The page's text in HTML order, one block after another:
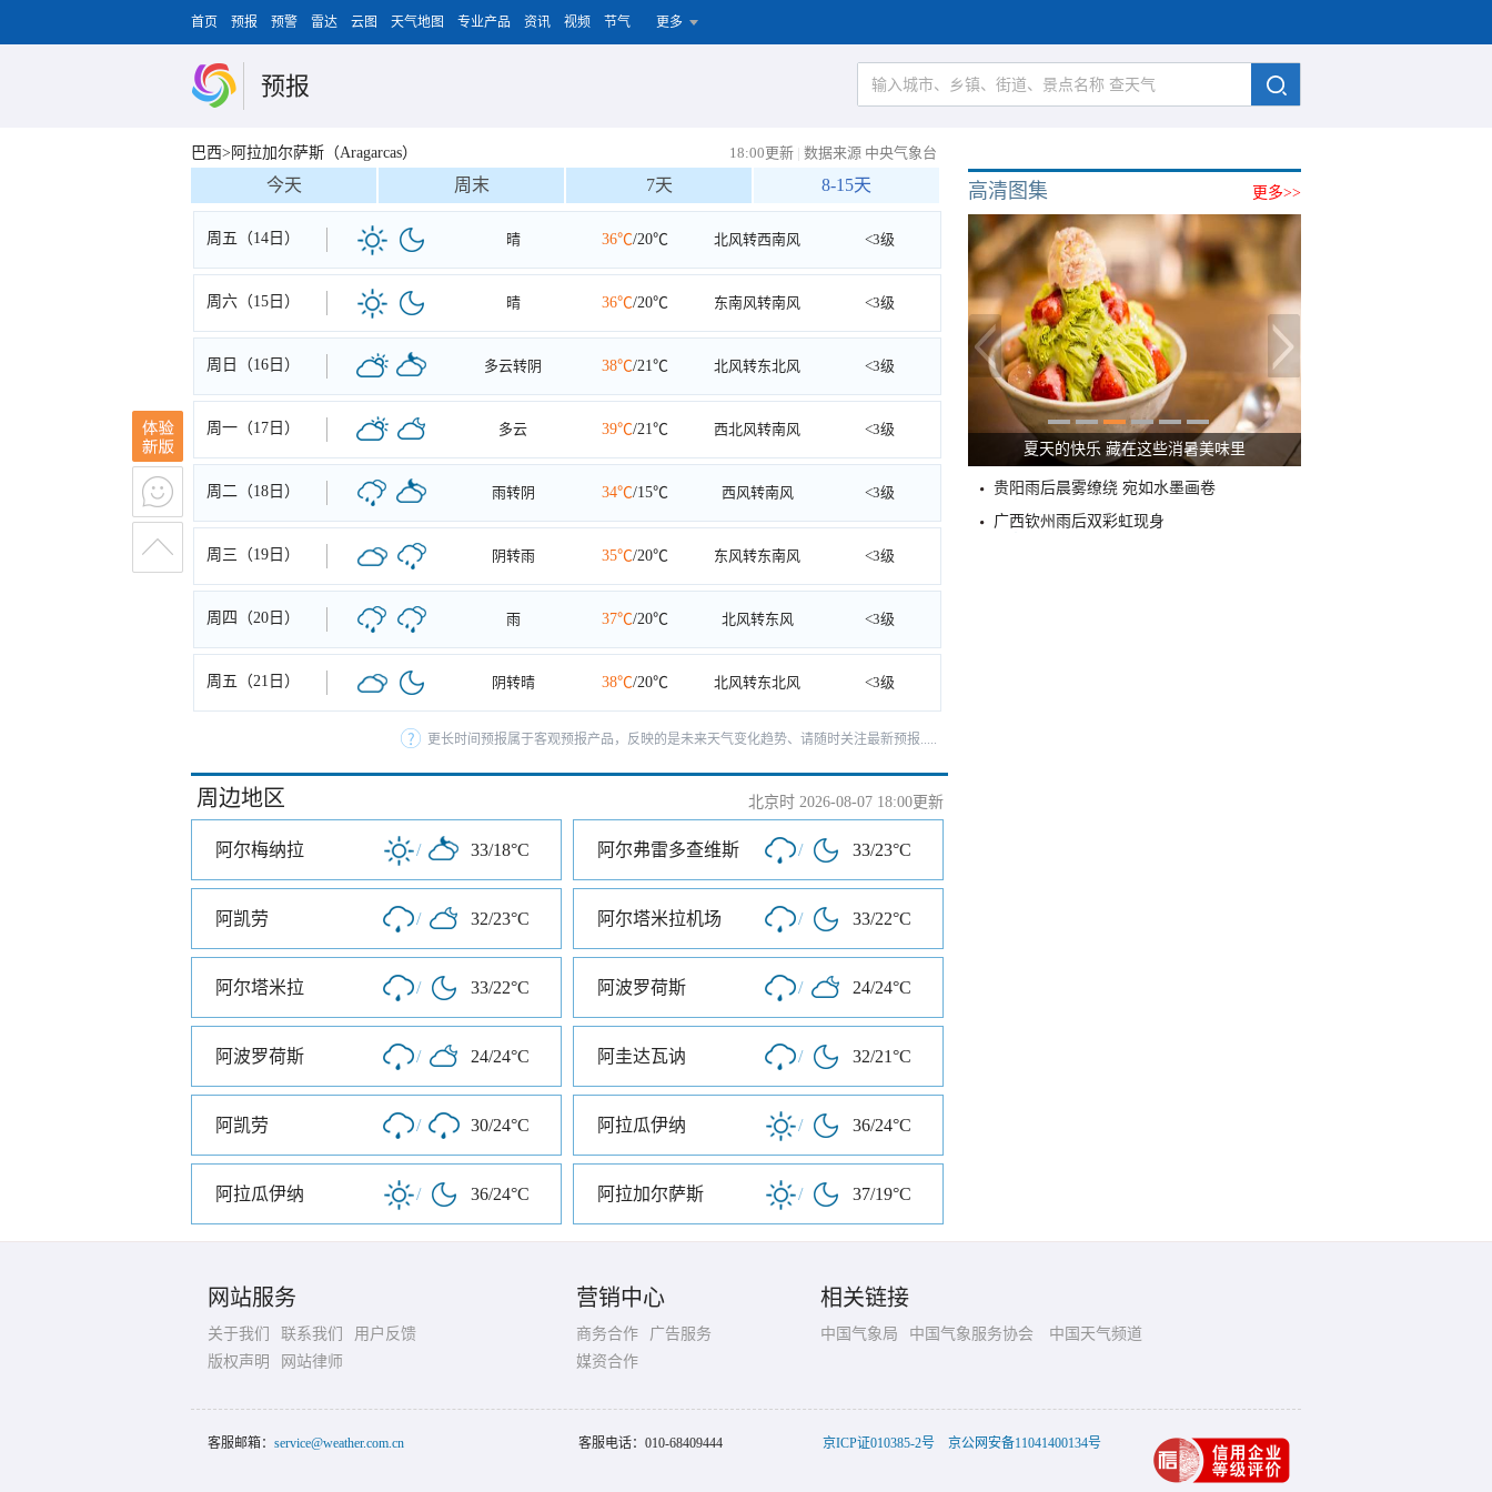
首页 预报 预警 雷达 云图 天气地图 专业产品 资讯 视频 节气 更多
预报
巴西>阿拉加尔萨斯（Aragarcas） 18:00更新 | 数据来源 中央气象台
今天 周末 7天 8-15天
周五（14日） 晴 36℃/20℃ 北风转西南风 <3级
周六（15日） 晴 36℃/20℃ 东南风转南风 <3级
周日（16日） 多云转阴 38℃/21℃ 北风转东北风 <3级
周一（17日） 多云 39℃/21℃ 西北风转南风 <3级
周二（18日） 雨转阴 34℃/15℃ 西风转南风 <3级
周三（19日） 阴转雨 35℃/20℃ 东风转东南风 <3级
周四（20日） 雨 37℃/20℃ 北风转东风 <3级
周五（21日） 阴转晴 38℃/20℃ 北风转东北风 <3级
更长时间预报属于客观预报产品，反映的是未来天气变化趋势、请随时关注最新预报.....
周边地区 北京时 2026-08-07 18:00更新
阿尔梅纳拉 / 33/18°C 阿尔弗雷多查维斯 / 33/23°C
阿凯劳 / 32/23°C 阿尔塔米拉机场 / 33/22°C
阿尔塔米拉 / 33/22°C 阿波罗荷斯 / 24/24°C
阿波罗荷斯 / 24/24°C 阿圭达瓦讷 / 32/21°C
阿凯劳 / 30/24°C 阿拉瓜伊纳 / 36/24°C
阿拉瓜伊纳 / 36/24°C 阿拉加尔萨斯 / 37/19°C
更多>>
高清图集
夏天的快乐 藏在这些消暑美味里
贵阳雨后晨雾缭绕 宛如水墨画卷
广西钦州雨后双彩虹现身
网站服务
关于我们 联系我们
用户反馈
版权声明
网站律师
营销中心
商务合作
广告服务
媒资合作
相关链接
中国气象局 中国气象服务协会 中国天气频道
客服邮箱： service@weather.com.cn 客服电话： 010-68409444 京ICP证010385-2号 京公网安备11041400134号